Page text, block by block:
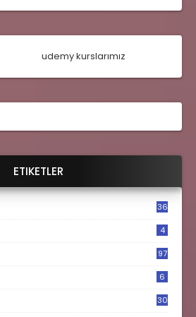
udemy kurslarımız
ETIKETLER
36
4
97
6
30